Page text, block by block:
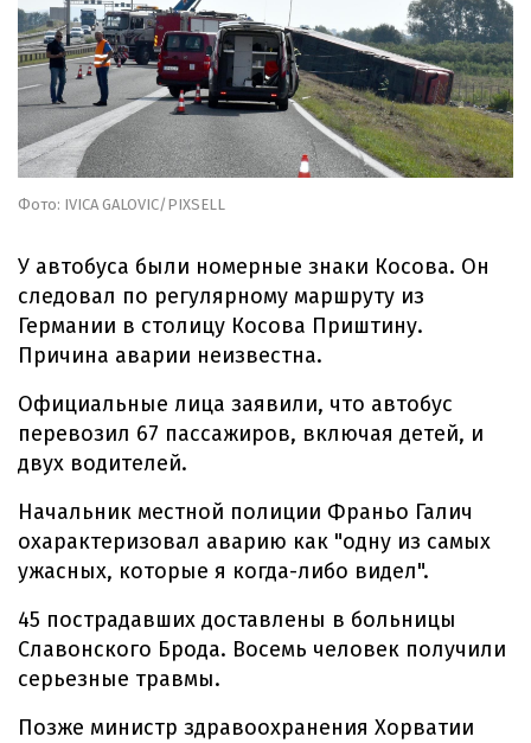
Фото: IVICA GALOVIC/PIXSELL
У автобуса были номерные знаки Косова. Он
следовал по регулярному маршруту из
Германии в столицу Косова Приштину.
Причина аварии неизвестна.
Официальные лица заявили, что автобус
перевозил 67 пассажиров, включая детей, и
двух водителей.
Начальник местной полиции Франьо Галич
охарактеризовал аварию как "одну из самых
ужасных, которые я когда-либо видел".
45 пострадавших доставлены в больницы
Славонского Брода. Восемь человек получили
серьезные травмы.
Позже министр здравоохранения Хорватии